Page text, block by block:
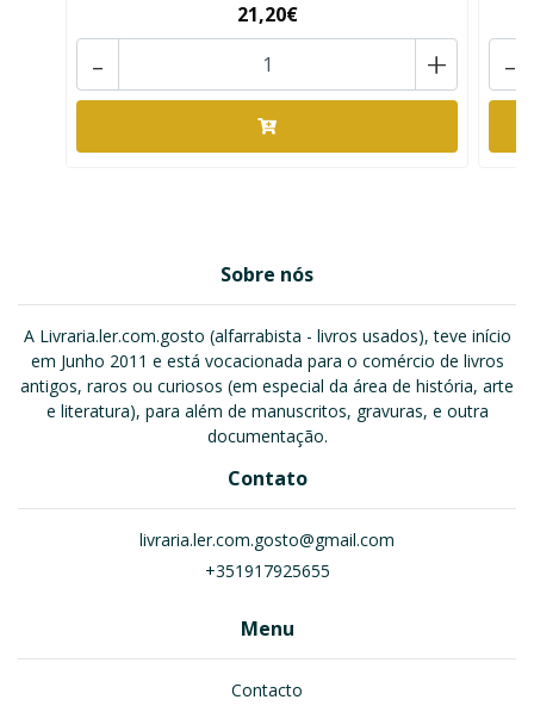
21,20€
+
- -
Sobre nós
A Livraria.ler.com.gosto (alfarrabista - livros usados), teve início
em Junho 2011 e está vocacionada para o comércio de livros
antigos, raros ou curiosos (em especial da área de história, arte
e literatura), para além de manuscritos, gravuras, e outra
documentação.
Contato
livraria.ler.com.gosto@gmail.com
+351917925655
Menu
Contacto